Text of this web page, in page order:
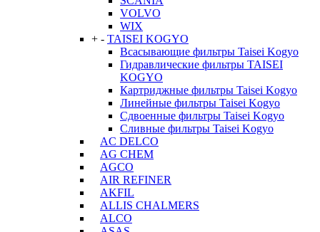
VOLVO
WIX
+ - TAISEI KOGYO
Всасывающие фильтры Taisei Kogyo
Гидравлические фильтры TAISEI
KOGYO
Картриджные фильтры Taisei Kogyo
Линейные фильтры Taisei Kogyo
Сдвоенные фильтры Taisei Kogyo
Сливные фильтры Taisei Kogyo
AC DELCO
AG CHEM
AGCO
AIR REFINER
AKFIL
ALLIS CHALMERS
ALCO